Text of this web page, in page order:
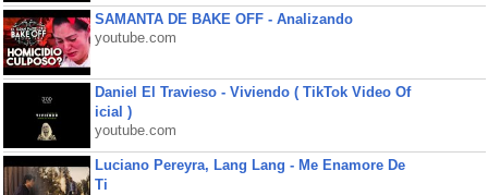
SAMANTA DE BAKE OFF - Analizando
youtube.com
Daniel El Travieso - Viviendo ( TikTok Video Of
icial )
youtube.com
Luciano Pereyra, Lang Lang - Me Enamore De
Ti